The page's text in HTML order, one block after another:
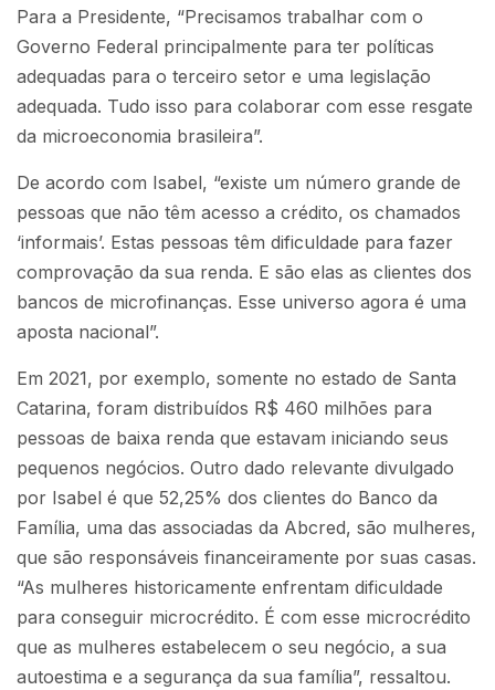
Para a Presidente, “Precisamos trabalhar com o
Governo Federal principalmente para ter políticas
adequadas para o terceiro setor e uma legislação
adequada. Tudo isso para colaborar com esse resgate
da microeconomia brasileira”.
De acordo com Isabel, “existe um número grande de
pessoas que não têm acesso a crédito, os chamados
‘informais’. Estas pessoas têm dificuldade para fazer
comprovação da sua renda. E são elas as clientes dos
bancos de microfinanças. Esse universo agora é uma
aposta nacional”.
Em 2021, por exemplo, somente no estado de Santa
Catarina, foram distribuídos R$ 460 milhões para
pessoas de baixa renda que estavam iniciando seus
pequenos negócios. Outro dado relevante divulgado
por Isabel é que 52,25% dos clientes do Banco da
Família, uma das associadas da Abcred, são mulheres,
que são responsáveis financeiramente por suas casas.
“As mulheres historicamente enfrentam dificuldade
para conseguir microcrédito. É com esse microcrédito
que as mulheres estabelecem o seu negócio, a sua
autoestima e a segurança da sua família”, ressaltou.